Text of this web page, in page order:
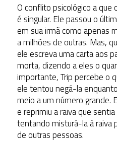
O conflito psicológico a
é singular. Ele passou o
em sua irmã como apenas
a milhões de outras. Mas,
ele escreva uma carta aos
morta, dizendo a eles o
importante, Trip percebe o
ele tentou negá-la
meio a um número grande.
e reprimiu a raiva que
tentando misturá-la à raiva
de outras pessoas.